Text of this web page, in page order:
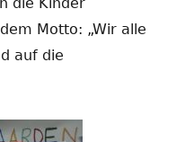
Motto: „Wir alle
auf die